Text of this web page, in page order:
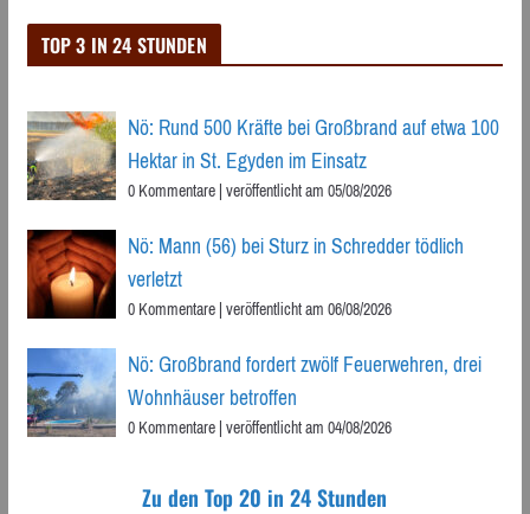
TOP 3 IN 24 STUNDEN
Nö: Rund 500 Kräfte bei Großbrand auf etwa 100
Hektar in St. Egyden im Einsatz
0 Kommentare|veröffentlicht am 05/08/2026
Nö: Mann (56) bei Sturz in Schredder tödlich
verletzt
0 Kommentare|veröffentlicht am 06/08/2026
Nö: Großbrand fordert zwölf Feuerwehren, drei
Wohnhäuser betroffen
0 Kommentare|veröffentlicht am 04/08/2026
Zu den Top 20 in 24 Stunden